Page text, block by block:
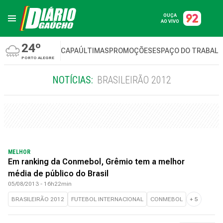
OUÇA
AO VIVO
24º
PORTO ALEGRE
CAPAÚLTIMASPROMOÇÕESESPAÇO DO
NOTÍCIAS: BRASILEIRÃO 2012
MELHOR
Em ranking da Conmebol, Grêmio tem a melhor
média de público do Brasil
05/08/2013 - 16h22min
BRASILEIRÃO 2012 FUTEBOL INTERNACIONAL CONMEBOL + 5